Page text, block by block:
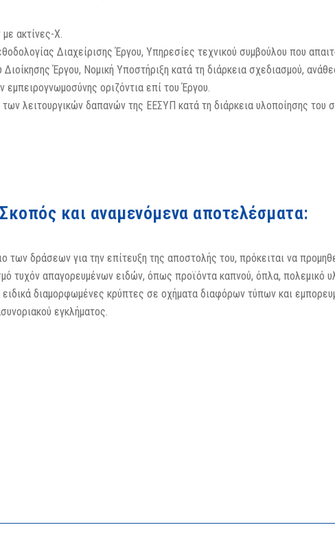
ακτίνες-Χ.
Διαχείρισης Έργου, Υπηρεσίες τεχνικού συμβούλου που
Διοίκησης Έργου, Νομική Υποστήριξη κατά τη διάρκεια σχεδιασμού,
οριζόντια επί του Έργου.
λειτουργικών δαπανών της ΕΕΣΥΠ κατά τη διάρκεια υλοποίησης του
και αναμενόμενα αποτελέσματα:
των δράσεων για την επίτευξη της αποστολής του, πρόκειται να
τυχόν απαγορευμένων ειδών, όπως προϊόντα καπνού, όπλα, πολεμικό
διαμορφωμένες κρύπτες σε οχήματα διαφόρων τύπων και
εγκλήματος.